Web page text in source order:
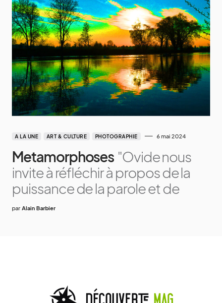
A LA UNE ART & CULTURE PHOTOGRAPHIE 6 mai 2024
Metamorphoses "Ovide nous
invite à réfléchir à propos de la
puissance de la parole et de
par Alain Barbier